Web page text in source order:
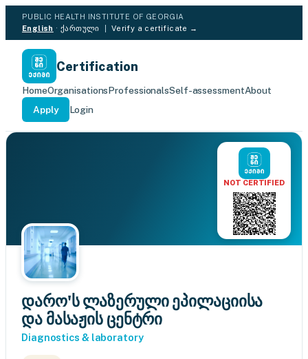
PUBLIC HEALTH INSTITUTE OF GEORGIA
English ·ქართული Verify a certificate →
Certification
HomeOrganisationsProfessionalsSelf-assessmentAbout
Apply
Login
NOT CERTIFIED
დარო'ს ლაზერული ეპილაციისა
და მასაჟის ცენტრი
Diagnostics & laboratory